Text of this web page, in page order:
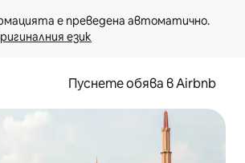
език
Пуснете обява в Airbnb